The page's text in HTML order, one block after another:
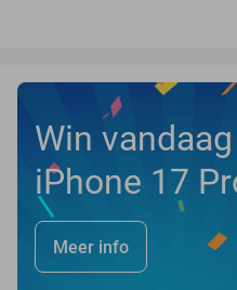
Win
iPhone 17
Meer info